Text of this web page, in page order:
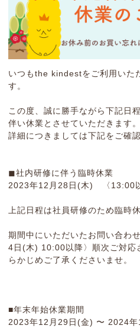
いつもthe kindestをご利用いた
す。
この度、誠に勝手ながら下記日
伴い休業とさせていただきます。
詳細につきましては下記をご確
◼︎社内研修に伴う臨時休業
2023年12月28日(木) 〈13:00
上記日程は社員研修のため臨時
期間中にいただいたお問い合わ
4日(木) 10:00以降〉順次ご対応
らかじめご了承くださいませ。
■年末年始休業期間
2023年12月29日(金) 〜 2024年